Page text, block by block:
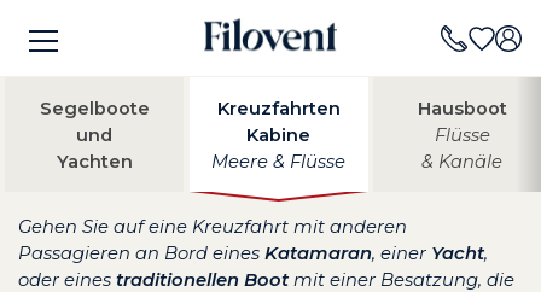
Segelboote
und
Yachten
Kreuzfahrten
Kabine
Meere & Flüsse
Hausboot
Flüsse
& Kanäle
Gehen Sie auf eine Kreuzfahrt mit anderen
Passagieren an Bord eines Katamaran, einer Yacht,
oder eines traditionellen Boot mit einer Besatzung, die